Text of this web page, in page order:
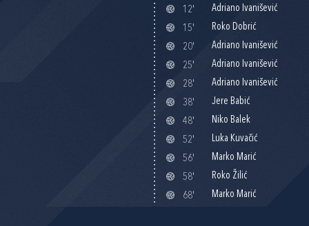
12'
Adriano Ivanišević
15'
Roko Dobrić
20'
Adriano Ivanišević
25'
Adriano Ivanišević
28'
Adriano Ivanišević
38'
Jere Babić
48'
Niko Balek
52'
Luka Kuvačić
56'
Marko Marić
58'
Roko Žilić
68'
Marko Marić